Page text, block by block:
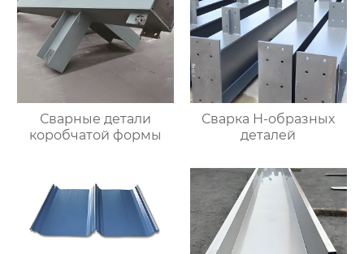
Сварные детали
коробчатой формы
Сварка Н-образных
деталей